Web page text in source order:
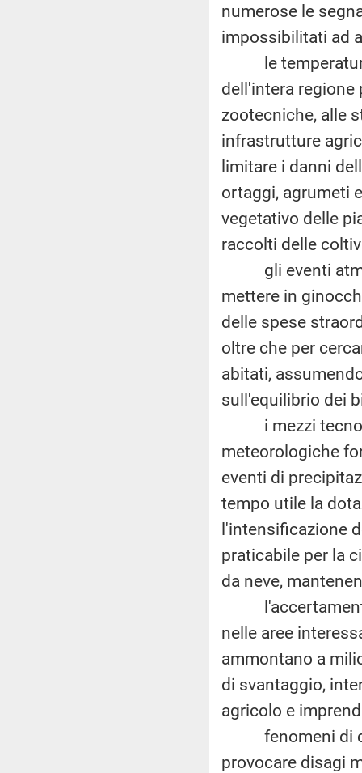
numerose le
impossibilitati ad
le temperature
dell'intera regione
zootecniche, alle
infrastrutture
limitare i danni
ortaggi, agrumeti
vegetativo delle
raccolti delle
gli eventi
mettere in
delle spese
oltre che per
abitati,
sull'equilibrio dei
i mezzi
meteorologiche
eventi di
tempo utile la
l'intensificazione
praticabile per la
da neve,
l'accertamento
nelle aree
ammontano a
di svantaggio,
agricolo e
fenomeni di
provocare disagi